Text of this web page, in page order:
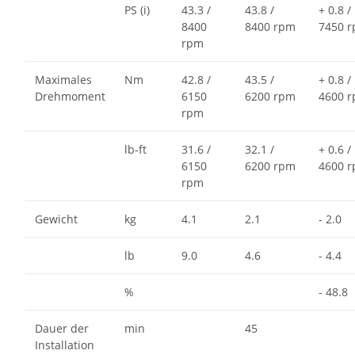
PS (i)
43.3 /
8400
rpm
43.8 /
8400 rpm
+ 0.8 /
7450
Maximales
Drehmoment
Nm
42.8 /
6150
rpm
43.5 /
6200 rpm
+ 0.8 /
4600
lb-ft
31.6 /
6150
rpm
32.1 /
6200 rpm
+ 0.6 /
4600
Gewicht kg 4.1 2.1 - 2.0
lb 9.0 4.6 - 4.4
% - 48.8
Dauer der
Installation
min 45